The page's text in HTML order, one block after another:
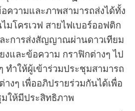
ความและภาพสามารถส่งได้ทั้ง
มโครเวฟ สายไฟเบอร์ออฟติก
ะการส่งสัญญาณผ่านดาวเทียม
งและข้อความ กราฟิกต่างๆ ไป
ทำให้ผู้เข้าร่วมประชุมสามารถ
งๆ เพื่ออภิปรายร่วมกันได้เพื่อ
ให้มีประสิทธิภาพ